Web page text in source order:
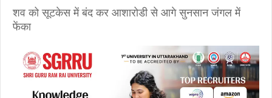
शव को सूटकेस में बंद कर आशारोडी से आगे सुनसान जंगल में
फेंका